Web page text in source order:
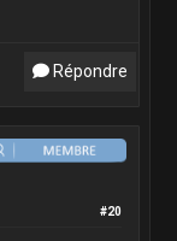
Répondre
#20